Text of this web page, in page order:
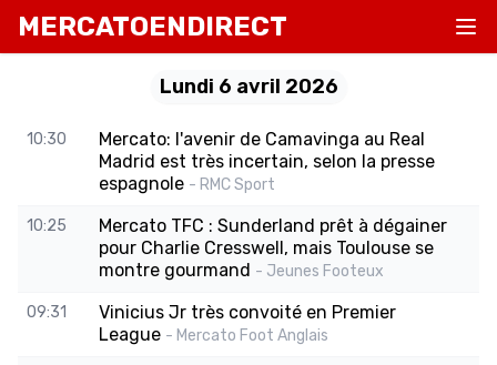
MERCATOENDIRECT
Lundi 6 avril 2026
10:30
Mercato: l'avenir de Camavinga au Real
Madrid est très incertain, selon la presse
espagnole - RMC Sport
10:25
Mercato TFC : Sunderland prêt à dégainer
pour Charlie Cresswell, mais Toulouse se
montre gourmand - Jeunes Footeux
09:31
Vinicius Jr très convoité en Premier
League - Mercato Foot Anglais